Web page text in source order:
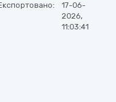
17-06-
2026,
11:03:41